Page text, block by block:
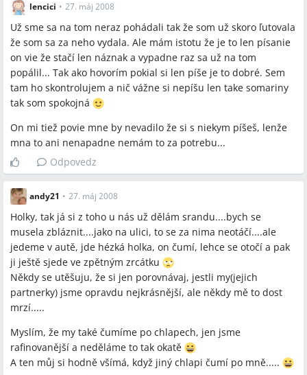
lencici • 27. máj 2008
Už sme sa na tom neraz pohádali tak že som už skoro ľutovala
že som sa za neho vydala. Ale mám istotu že je to len písanie
on vie že stačí len náznak a vypadne raz sa už na tom
popálil... Tak ako hovorím pokial si len píše je to dobré. Sem
tam ho skontrolujem a nič vážne si nepíšu len take somariny
tak som spokojná
On mi tiež povie mne by nevadilo že si s niekym píšeš, lenže
mna to ani nenapadne nemám to za potrebu...
Odpovedz
andy21 • 27. máj 2008
Holky, tak já si z toho u nás už dělám srandu....bych se
musela zbláznit....jako na ulici, to se za nima neotáčí....ale
jedeme v autě, jde hézká holka, on čumí, lehce se otočí a pak
ji ještě sjede ve zpětným zrcátku
Někdy se utěšuju, že si jen porovnávaj, jestli my(jejich
partnerky) jsme opravdu nejkrásnější, ale někdy mě to dost
mrzí.....
Myslím, že my také čumíme po chlapech, jen jsme
rafinovanější a neděláme to tak okatě
A ten můj si hodně všímá, když jiný chlapi čumí po mně.....